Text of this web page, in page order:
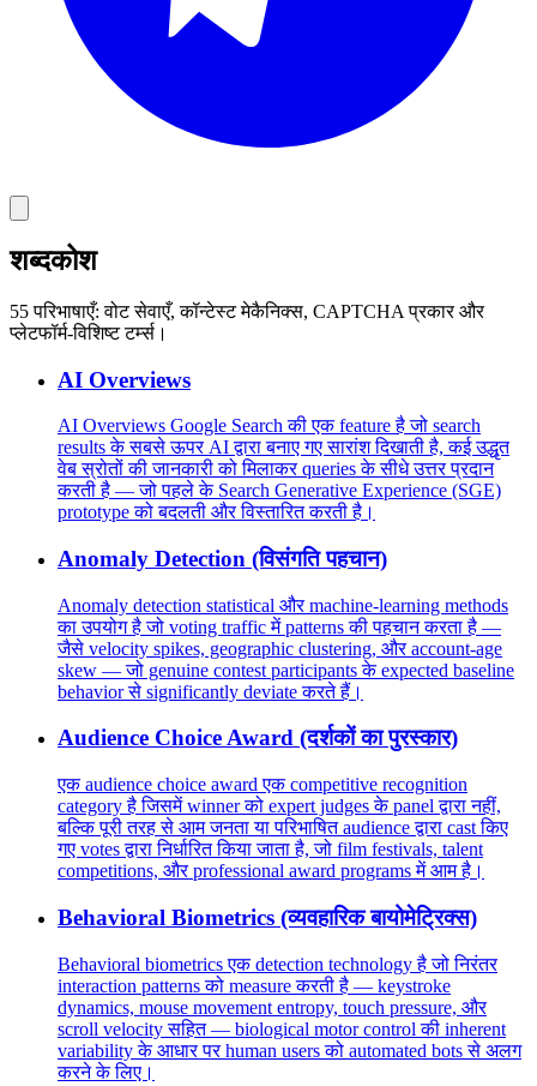
शब्दकोश
55 परिभाषाएँ: वोट सेवाएँ, कॉन्टेस्ट मेकैनिक्स, CAPTCHA प्रकार और
प्लेटफॉर्म-विशिष्ट टर्म्स।
AI Overviews
AI Overviews Google Search की एक feature है जो search
results के सबसे ऊपर AI द्वारा बनाए गए सारांश दिखाती है, कई उद्धृत
वेब स्रोतों की जानकारी को मिलाकर queries के सीधे उत्तर प्रदान
करती है — जो पहले के Search Generative Experience (SGE)
prototype को बदलती और विस्तारित करती है।
Anomaly Detection (विसंगति पहचान)
Anomaly detection statistical और machine-learning methods
का उपयोग है जो voting traffic में patterns की पहचान करता है —
जैसे velocity spikes, geographic clustering, और account-age
skew — जो genuine contest participants के expected baseline
behavior से significantly deviate करते हैं।
Audience Choice Award (दर्शकों का पुरस्कार)
एक audience choice award एक competitive recognition
category है जिसमें winner को expert judges के panel द्वारा नहीं,
बल्कि पूरी तरह से आम जनता या परिभाषित audience द्वारा cast किए
गए votes द्वारा निर्धारित किया जाता है, जो film festivals, talent
competitions, और professional award programs में आम है।
Behavioral Biometrics (व्यवहारिक बायोमेट्रिक्स)
Behavioral biometrics एक detection technology है जो निरंतर
interaction patterns को measure करती है — keystroke
dynamics, mouse movement entropy, touch pressure, और
scroll velocity सहित — biological motor control की inherent
variability के आधार पर human users को automated bots से अलग
करने के लिए।